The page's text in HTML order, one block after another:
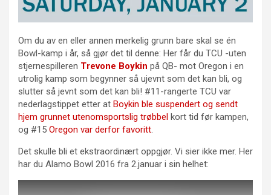
Om du av en eller annen merkelig grunn bare skal se én
Bowl-kamp i år, så gjør det til denne: Her får du TCU -uten
stjernespilleren Trevone Boykin på QB- mot Oregon i en
utrolig kamp som begynner så ujevnt som det kan bli, og
slutter så jevnt som det kan bli! #11-rangerte TCU var
nederlagstippet etter at Boykin ble suspendert og sendt
hjem grunnet utenomsportslig trøbbel kort tid før kampen,
og #15 Oregon var derfor favoritt.
Det skulle bli et ekstraordinært oppgjør. Vi sier ikke mer. Her
har du Alamo Bowl 2016 fra 2.januar i sin helhet: